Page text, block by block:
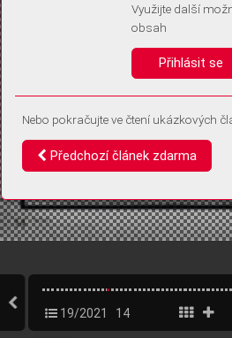
Vaše souhlasy a odmítnutí si ukládáme
vás už příště znovu neptali. Můžete je
19/2021 14
Využijte další
obsah
Přihlásit se
Nebo pokračujte ve čtení ukázkových
Předchozí článek zdarma